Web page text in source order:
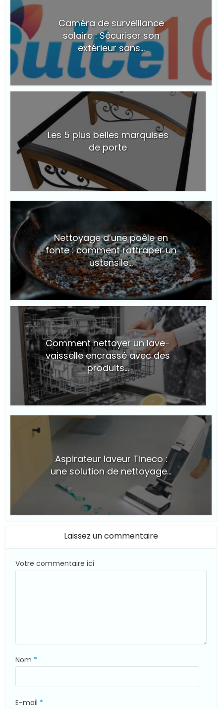
Caméra de surveillance
solaire : Sécuriser son
extérieur sans...
Les 5 plus belles marquises
de porte
© Suite101
Nettoyage d’une poêle en
fonte : comment rattraper un
ustensile...
Comment nettoyer un lave-
vaisselle encrassé avec des
produits...
Aspirateur laveur Tineco :
une solution de nettoyage...
Laissez un commentaire
Votre commentaire ici
Nom *
E-mail *